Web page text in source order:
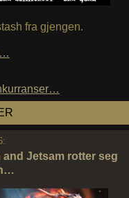
fra gjengen.
and Jetsam rotter seg